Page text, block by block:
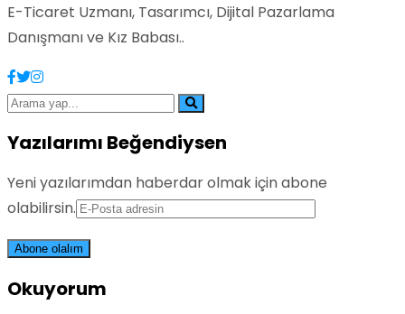
E-Ticaret Uzmanı, Tasarımcı, Dijital Pazarlama
Danışmanı ve Kız Babası..
Yazılarımı Beğendiysen
Yeni yazılarımdan haberdar olmak için abone
olabilirsin.
Okuyorum